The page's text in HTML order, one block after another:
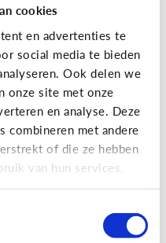
cookies
en advertenties te
social media te bieden
Ook delen we
onze site met onze
en analyse. Deze
combineren met andere
of die ze hebben
van hun services.
reclamewijs